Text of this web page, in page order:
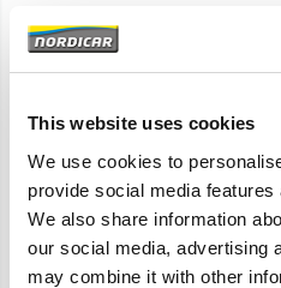
This website uses cookies
We use cookies to
provide social media
We also share information
our social media, advertising
may combine it with other
Specificaties
Merk
Artikelcode